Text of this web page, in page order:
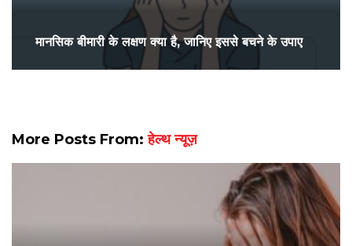
मानसिक बीमारी के लक्षण क्या है, जानिए इससे बचने के उपाए
More Posts From:हेल्थ न्यूज़